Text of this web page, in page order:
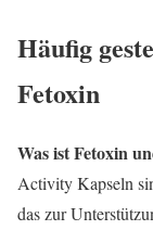
Häufig
Fetoxin
Was ist Fetoxin
Activity Kapseln
das zur